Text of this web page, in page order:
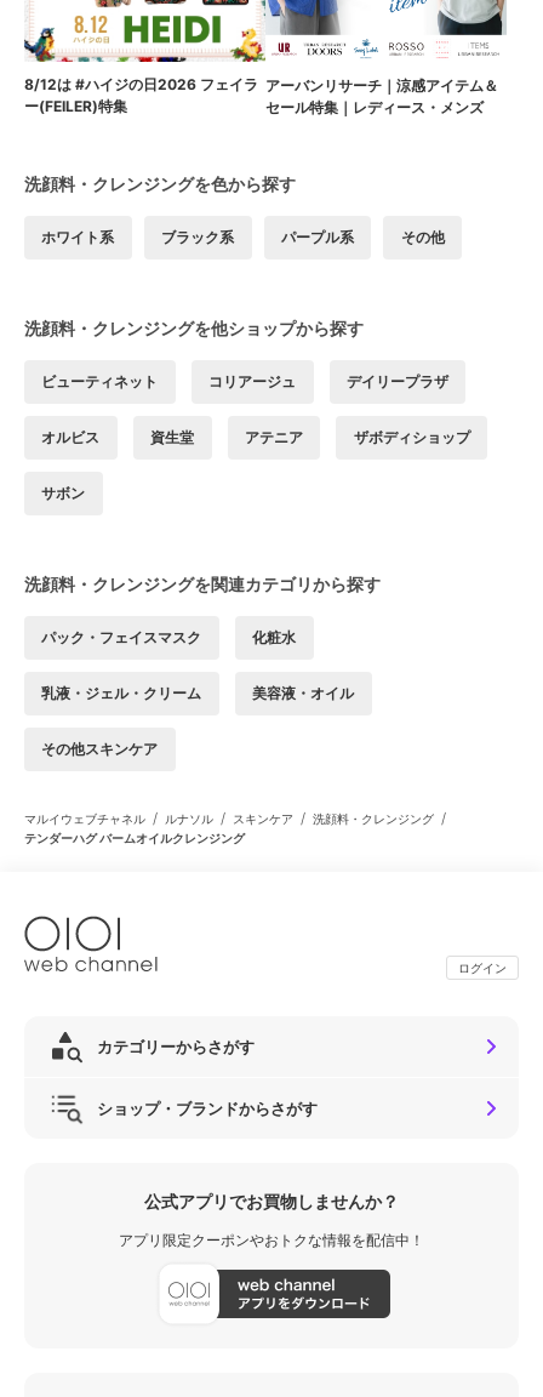
8/12は #ハイジの日2026 フェイラ
ー(FEILER)特集
アーバンリサーチ｜涼感アイテム＆
セール特集｜レディース・メンズ
洗顔料・クレンジングを色から探す
ホワイト系 ブラック系 パープル系 その他
洗顔料・クレンジングを他ショップから探す
ビューティネット コリアージュ デイリープラザ
オルビス 資生堂 アテニア ザボディショップ
サボン
洗顔料・クレンジングを関連カテゴリから探す
パック・フェイスマスク 化粧水
乳液・ジェル・クリーム 美容液・オイル
その他スキンケア
マルイウェブチャネル / ルナソル / スキンケア / 洗顔料・クレンジング /
テンダーハグ バームオイルクレンジング
ログイン
カテゴリーからさがす
ショップ・ブランドからさがす
公式アプリでお買物しませんか？
アプリ限定クーポンやおトクな情報を配信中！